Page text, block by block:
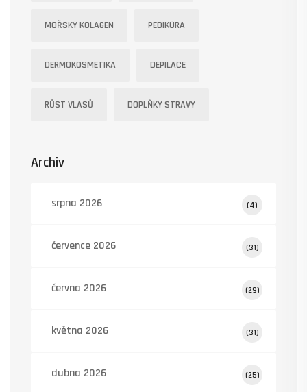
MOŘSKÝ KOLAGEN PEDIKÚRA
DERMOKOSMETIKA DEPILACE
RŮST VLASŮ DOPLŇKY STRAVY
Archiv
srpna 2026 (4)
července 2026 (31)
června 2026 (29)
května 2026 (31)
dubna 2026 (25)